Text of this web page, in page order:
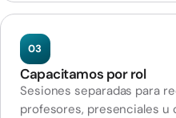
03
Capacitamos por rol
Sesiones separadas para
profesores, presenciales u